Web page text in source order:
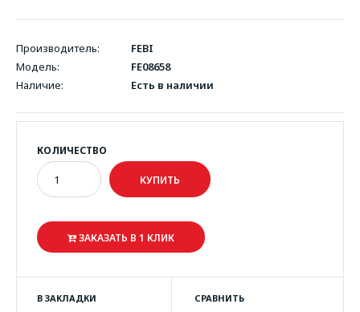
Производитель:
FEBI
Модель:
FE08658
Наличие:
Есть в наличии
КОЛИЧЕСТВО
ЗАКАЗАТЬ В 1 КЛИК
В ЗАКЛАДКИ СРАВНИТЬ